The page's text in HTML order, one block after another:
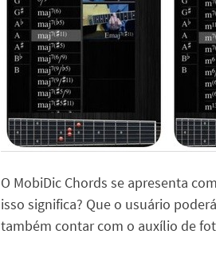
O MobiDic Chords se apresenta
isso significa? Que o usuário
também contar com o auxílio de